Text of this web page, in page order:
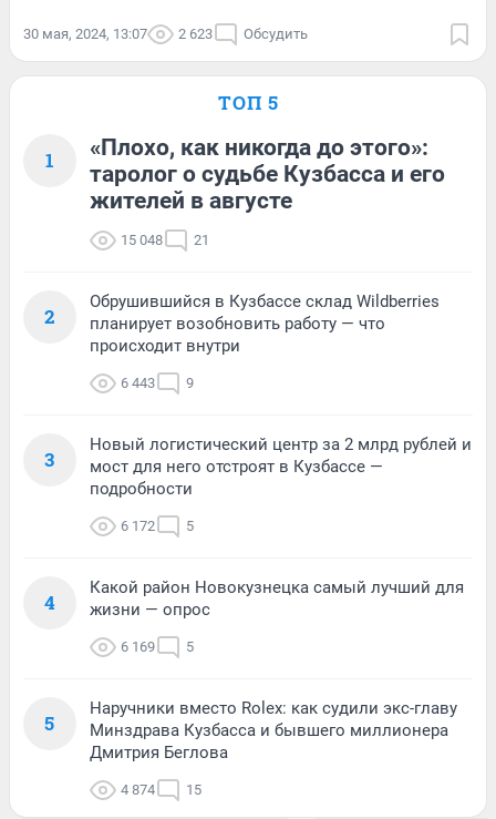
30 мая, 2024, 13:07 2 623 Обсудить
ТОП 5
1
«Плохо, как никогда до этого»:
таролог о судьбе Кузбасса и его
жителей в августе
15 048 21
2
Обрушившийся в Кузбассе склад Wildberries
планирует возобновить работу — что
происходит внутри
6 443 9
3
Новый логистический центр за 2 млрд рублей и
мост для него отстроят в Кузбассе —
подробности
6 172 5
4
Какой район Новокузнецка самый лучший для
жизни — опрос
6 169 5
5
Наручники вместо Rolex: как судили экс-главу
Минздрава Кузбасса и бывшего миллионера
Дмитрия Беглова
4 874 15